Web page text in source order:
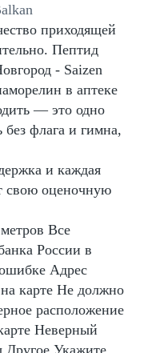
приходящей
Пептид
- Saizen
в аптеке
— это одно
без флага и гимна,
и каждая
свою оценочную
Все
России в
Адрес
карте Не должно
расположение
Неверный
Другое Укажите